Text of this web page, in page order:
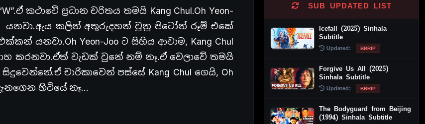
කථාවේ ප්‍රධාන චරිතය තමයි Kang Chul.Oh Yeon-
යනවා.ඇය කලින් අතුරුදහන් වුනු පිටෝන් රූම් එකේ
යනවා.Oh Yeon-Joo ට සිහිය ආවාම, Kang Chul
වැඩක් වුනේ නම් නෑ.ඒ වෙලාවේ තමයි
චාරිකාවෙන් පස්සේ Kang Chul ගෙයි, Oh
හිටියේ නෑ…
SUB UPDATED LIST
Icefall (2025) Sinhala
Subtitle
Updated: BRRIP
Forgive Us All (2025)
Sinhala Subtitle
Updated: BRRIP
The Bodyguard from Beijing
(1994) Sinhala Subtitle